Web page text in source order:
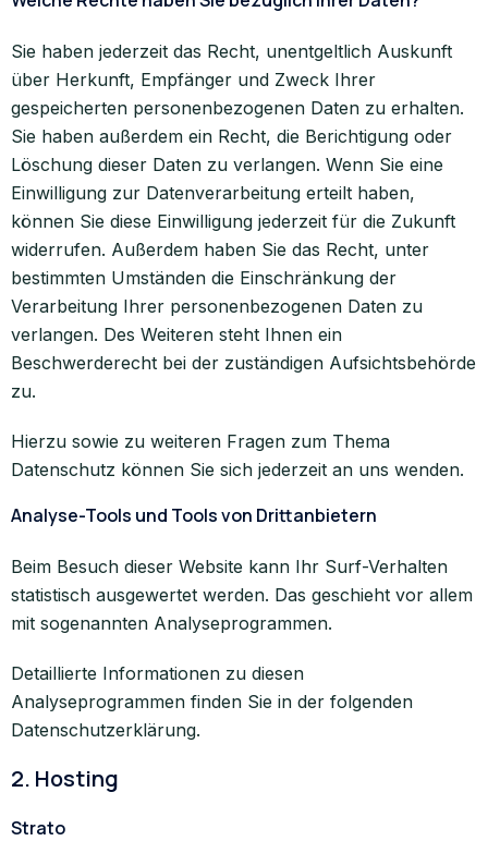
Sie haben jederzeit das Recht, unentgeltlich Auskunft
über Herkunft, Empfänger und Zweck Ihrer
gespeicherten personenbezogenen Daten zu erhalten.
Sie haben außerdem ein Recht, die Berichtigung oder
Löschung dieser Daten zu verlangen. Wenn Sie eine
Einwilligung zur Datenverarbeitung erteilt haben,
können Sie diese Einwilligung jederzeit für die Zukunft
widerrufen. Außerdem haben Sie das Recht, unter
bestimmten Umständen die Einschränkung der
Verarbeitung Ihrer personenbezogenen Daten zu
verlangen. Des Weiteren steht Ihnen ein
Beschwerderecht bei der zuständigen Aufsichtsbehörde
zu.
Hierzu sowie zu weiteren Fragen zum Thema
Datenschutz können Sie sich jederzeit an uns wenden.
Analyse-Tools und Tools von Dritt­anbietern
Beim Besuch dieser Website kann Ihr Surf-Verhalten
statistisch ausgewertet werden. Das geschieht vor allem
mit sogenannten Analyseprogrammen.
Detaillierte Informationen zu diesen
Analyseprogrammen finden Sie in der folgenden
Datenschutzerklärung.
2. Hosting
Strato